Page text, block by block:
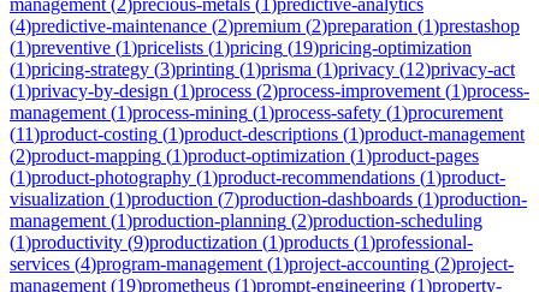
(4)predictive-maintenance (2)premium (2)preparation (1)prestashop
(1)preventive (1)pricelists (1)pricing (19)pricing-optimization
(1)pricing-strategy (3)printing (1)prisma (1)privacy (12)privacy-act
(1)privacy-by-design (1)process (2)process-improvement (1)process-
management (1)process-mining (1)process-safety (1)procurement
(11)product-costing (1)product-descriptions (1)product-management
(2)product-mapping (1)product-optimization (1)product-pages
(1)product-photography (1)product-recommendations (1)product-
visualization (1)production (7)production-dashboards (1)production-
management (1)production-planning (2)production-scheduling
(1)productivity (9)productization (1)products (1)professional-
services (4)program-management (1)project-accounting (2)project-
management (19)prometheus (1)prompt-engineering (1)property-